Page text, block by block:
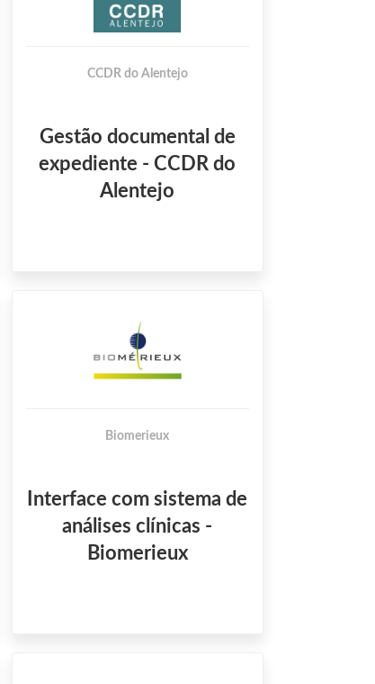
CCDR do Alentejo
Gestão documental de
expediente - CCDR do
Alentejo
Biomerieux
Interface com sistema de
análises clínicas -
Biomerieux